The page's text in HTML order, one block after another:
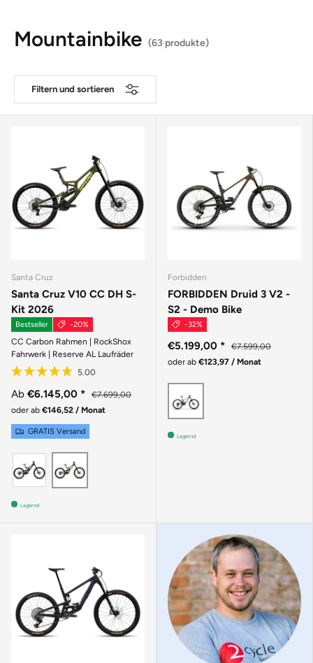
Mountainbike (63 produkte)
Filtern und sortieren
Santa Cruz
Santa Cruz V10 CC DH S-
Kit 2026
Bestseller -20%
CC Carbon Rahmen | RockShox
Fahrwerk | Reserve AL Laufräder
Ab €6.145,00 *
€7.699,00
oder ab €146,52 / Monat
GRATIS Versand
GLOSS BLACK SPARKLE
Lagernd
Forbidden
FORBIDDEN Druid 3 V2 -
S2 - Demo Bike
-32%
€5.199,00 *
€7.599,00
oder ab €123,97 / Monat
Lagernd